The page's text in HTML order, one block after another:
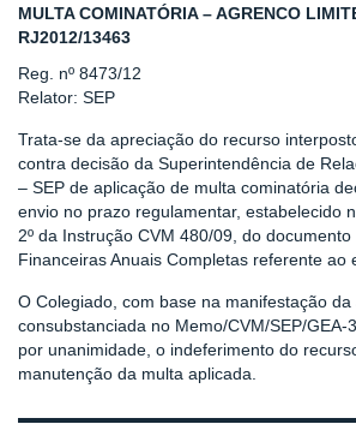
MULTA COMINATÓRIA – AGRENCO
RJ2012/13463
Reg. nº 8473/12
Relator: SEP
Trata-se da apreciação do recurso
contra decisão da Superintendência de
– SEP de aplicação de multa cominatória
envio no prazo regulamentar, estabelecido
2º da Instrução CVM 480/09, do
Financeiras Anuais Completas referente ao
O Colegiado, com base na manifestação
consubstanciada no Memo/CVM/SEP/GEA-
por unanimidade, o indeferimento do
manutenção da multa aplicada.